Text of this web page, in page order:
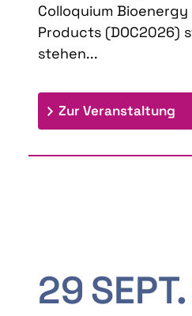
Colloquium
Products (DOC2026)
stehen...
Zur Veranstaltung
29SEPT.